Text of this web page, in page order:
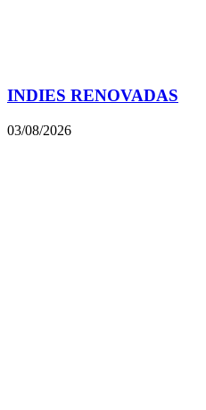
INDIES RENOVADAS
03/08/2026